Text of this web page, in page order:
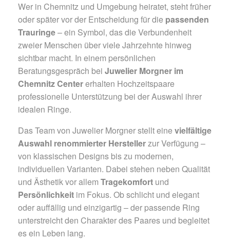
Wer in Chemnitz und Umgebung heiratet, steht früher
oder später vor der Entscheidung für die passenden
Trauringe– ein Symbol, das die Verbundenheit
zweier Menschen über viele Jahrzehnte hinweg
sichtbar macht. In einem persönlichen
Beratungsgespräch bei Juwelier Morgner im
Chemnitz Centererhalten Hochzeitspaare
professionelle Unterstützung bei der Auswahl ihrer
idealen Ringe.
Das Team von Juwelier Morgner stellt eine vielfältige
Auswahl renommierter Herstellerzur Verfügung –
von klassischen Designs bis zu modernen,
individuellen Varianten. Dabei stehen neben Qualität
und Ästhetik vor allem Tragekomfort und
Persönlichkeit im Fokus. Ob schlicht und elegant
oder auffällig und einzigartig – der passende Ring
unterstreicht den Charakter des Paares und begleitet
es ein Leben lang.